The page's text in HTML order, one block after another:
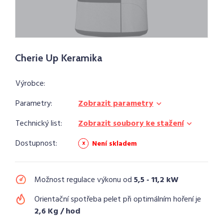
Cherie Up Keramika
Výrobce:
Parametry:
Zobrazit parametry
Technický list:
Zobrazit soubory ke stažení
Dostupnost:
Není skladem
Možnost regulace výkonu od5,5 - 11,2 kW
Orientační spotřeba pelet při optimálním hoření je
2,6 Kg / hod